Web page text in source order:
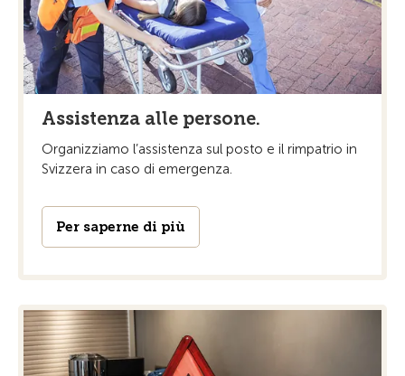
Assistenza alle persone.
Organizziamo l’assistenza sul posto e il rimpatrio in
Svizzera in caso di emergenza.
Per saperne di più